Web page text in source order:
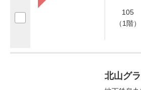
105
（1階）
北山グ